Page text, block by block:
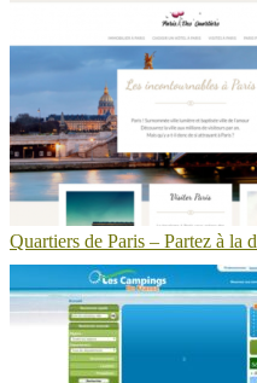
Quartiers de Paris – Partez à la